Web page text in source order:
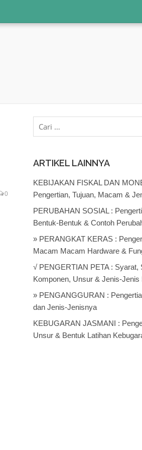
0
Cari
untuk:
ARTIKEL LAINNYA
KEBIJAKAN FISKAL DAN
Pengertian, Tujuan, Macam &
PERUBAHAN SOSIAL :
Bentuk-Bentuk & Contoh
» PERANGKAT KERAS :
Macam Macam Hardware &
√ PENGERTIAN PETA : Syarat,
Komponen, Unsur & Jenis-Jenis
» PENGANGGURAN :
dan Jenis-Jenisnya
KEBUGARAN JASMANI :
Unsur & Bentuk Latihan